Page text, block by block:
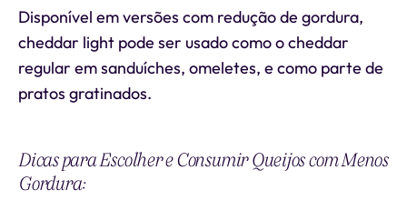
Disponível em versões com redução de gordura,
cheddar light pode ser usado como o cheddar
regular em sanduíches, omeletes, e como parte de
pratos gratinados.
Dicas para Escolher e Consumir Queijos com Menos
Gordura: